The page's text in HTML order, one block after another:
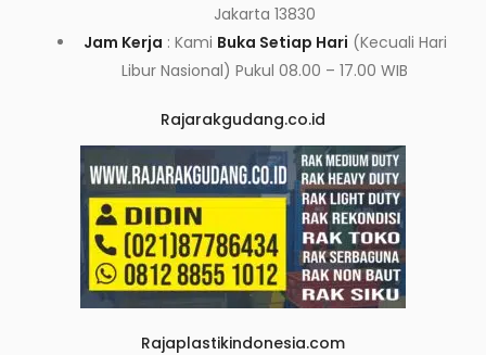
Jakarta 13830
Jam Kerja : Kami Buka Setiap Hari (Kecuali Hari
Libur Nasional) Pukul 08.00 – 17.00 WIB
Rajarakgudang.co.id
Rajaplastikindonesia.com